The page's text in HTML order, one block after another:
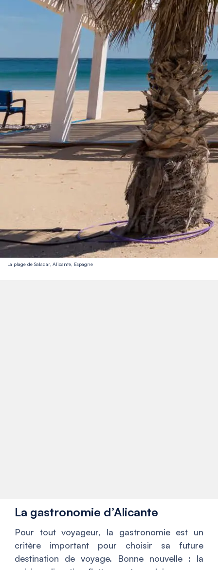
La plage de Saladar, Alicante, Espagne
La gastronomie d’Alicante
Pour tout voyageur, la gastronomie est un
critère important pour choisir sa future
destination de voyage. Bonne nouvelle : la